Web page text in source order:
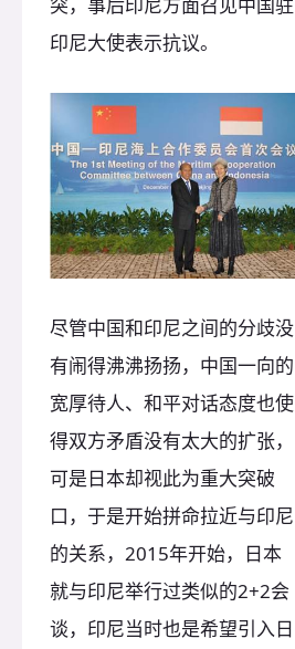
突，事后印尼方面召见中国驻
印尼大使表示抗议。
尽管中国和印尼之间的分歧没
有闹得沸沸扬扬，中国一向的
宽厚待人、和平对话态度也使
得双方矛盾没有太大的扩张，
可是日本却视此为重大突破
口，于是开始拼命拉近与印尼
的关系，2015年开始，日本
就与印尼举行过类似的2+2会
谈，印尼当时也是希望引入日